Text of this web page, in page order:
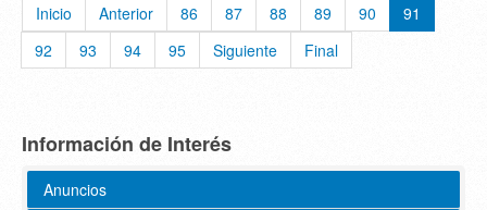
Inicio Anterior 86 87 88 89 90
91
92
93 94 95 Siguiente Final
Información de Interés
Anuncios